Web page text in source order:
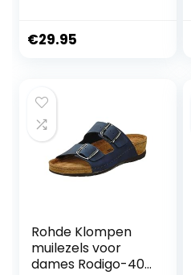
€29.95
Rohde Klompen
muilezels voor
dames Rodigo-40